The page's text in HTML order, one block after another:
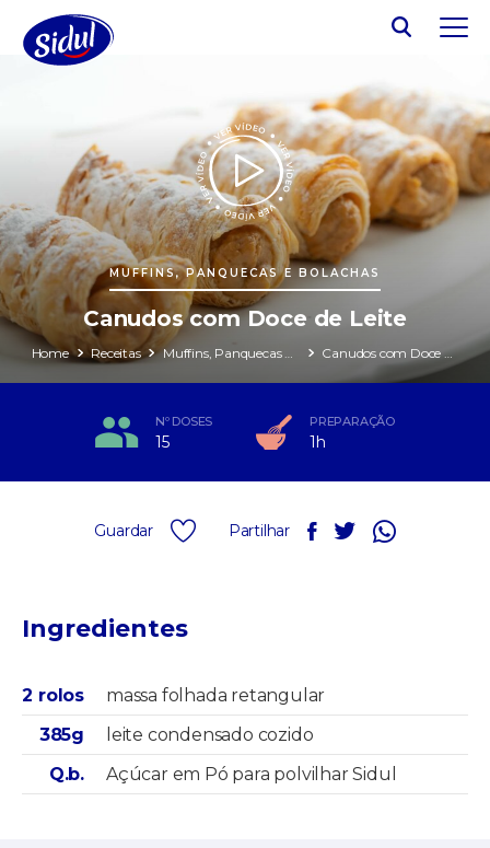
MUFFINS, PANQUECAS E BOLACHAS
Canudos com Doce de Leite
Home Receitas Muffins, Panquecas e Bolachas Canudos com Doce de Leite
Nº DOSES
15
PREPARAÇÃO
1h
Guardar Partilhar
Ingredientes
2 rolos
massa folhada retangular
385g
leite condensado cozido
Q.b.
Açúcar em Pó para polvilhar Sidul